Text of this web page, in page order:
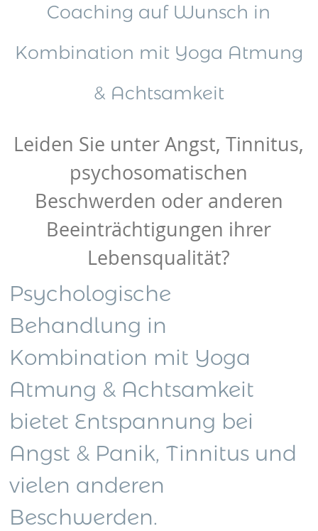
Coaching auf Wunsch in
Kombination mit Yoga Atmung
& Achtsamkeit
Leiden Sie unter Angst, Tinnitus,
psychosomatischen
Beschwerden oder anderen
Beeinträchtigungen ihrer
Lebensqualität?
Psychologische
Behandlung in
Kombination mit Yoga
Atmung & Achtsamkeit
bietet Entspannung bei
Angst & Panik, Tinnitus und
vielen anderen
Beschwerden.